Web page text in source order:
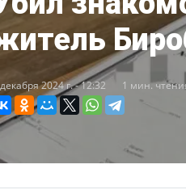
2024 г. - 12:32 1 мин.